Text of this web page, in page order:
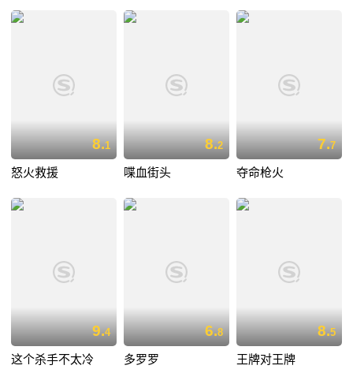
8.1
怒火救援
8.2
喋血街头
7.7
夺命枪火
9.4
这个杀手不太冷
6.8
多罗罗
8.5
王牌对王牌